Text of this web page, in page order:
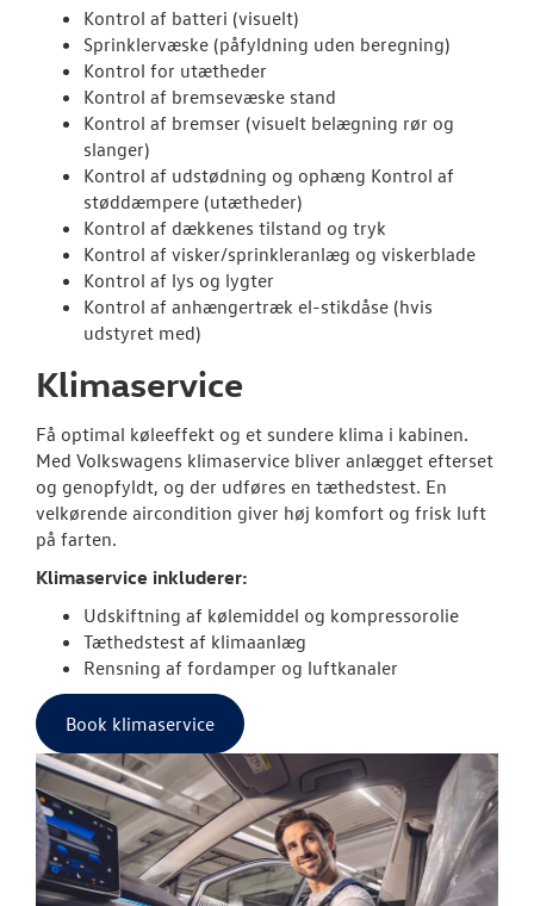
Kontrol af batteri (visuelt)
Sprinklervæske (påfyldning uden beregning)
Kontrol for utætheder
Kontrol af bremsevæske stand
Kontrol af bremser (visuelt belægning rør og
slanger)
Kontrol af udstødning og ophæng Kontrol af
støddæmpere (utætheder)
Kontrol af dækkenes tilstand og tryk
Kontrol af visker/sprinkleranlæg og viskerblade
Kontrol af lys og lygter
Kontrol af anhængertræk el-stikdåse (hvis
udstyret med)
Klimaservice
Få optimal køleeffekt og et sundere klima i kabinen.
Med Volkswagens klimaservice bliver anlægget efterset
og genopfyldt, og der udføres en tæthedstest. En
velkørende aircondition giver høj komfort og frisk luft
på farten.
Klimaservice inkluderer:
Udskiftning af kølemiddel og kompressorolie
Tæthedstest af klimaanlæg
Rensning af fordamper og luftkanaler
Book klimaservice